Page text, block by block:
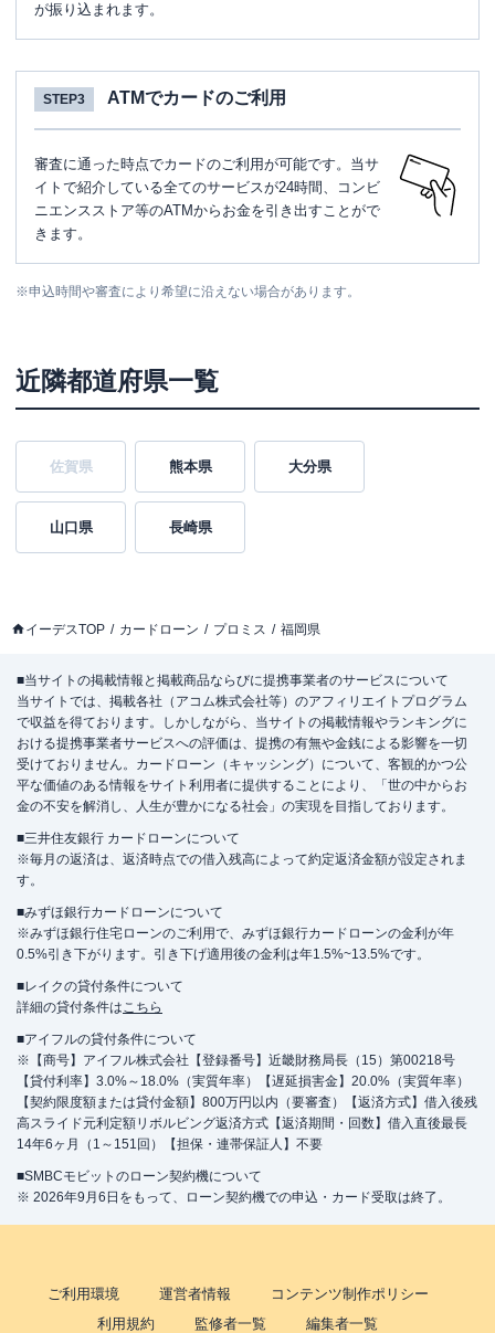
が振り込まれます。
STEP3 ATMでカードのご利用
審査に通った時点でカードのご利用が可能です。当サ
イトで紹介している全てのサービスが24時間、コンビ
ニエンスストア等のATMからお金を引き出すことがで
きます。
※申込時間や審査により希望に沿えない場合があります。
近隣都道府県一覧
佐賀県 熊本県 大分県
山口県 長崎県
イーデスTOP カードローン プロミス 福岡県
■当サイトの掲載情報と掲載商品ならびに提携事業者のサービスについて
当サイトでは、掲載各社（アコム株式会社等）のアフィリエイトプログラム
で収益を得ております。しかしながら、当サイトの掲載情報やランキングに
おける提携事業者サービスへの評価は、提携の有無や金銭による影響を一切
受けておりません。カードローン（キャッシング）について、客観的かつ公
平な価値のある情報をサイト利用者に提供することにより、「世の中からお
金の不安を解消し、人生が豊かになる社会」の実現を目指しております。
■三井住友銀行 カードローンについて
※毎月の返済は、返済時点での借入残高によって約定返済金額が設定されま
す。
■みずほ銀行カードローンについて
※みずほ銀行住宅ローンのご利用で、みずほ銀行カードローンの金利が年
0.5%引き下がります。引き下げ適用後の金利は年1.5%~13.5%です。
■レイクの貸付条件について
詳細の貸付条件はこちら
■アイフルの貸付条件について
※【商号】アイフル株式会社【登録番号】近畿財務局長（15）第00218号
【貸付利率】3.0%～18.0%（実質年率）【遅延損害金】20.0%（実質年率）
【契約限度額または貸付金額】800万円以内（要審査）【返済方式】借入後残
高スライド元利定額リボルビング返済方式【返済期間・回数】借入直後最長
14年6ヶ月（1～151回）【担保・連帯保証人】不要
■SMBCモビットのローン契約機について
※ 2026年9月6日をもって、ローン契約機での申込・カード受取は終了。
ご利用環境 運営者情報
コンテンツ制作ポリシー
利用規約
監修者一覧
編集者一覧